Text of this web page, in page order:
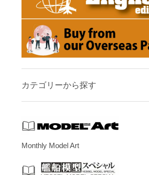
カテゴリーから探す
Monthly Model Art